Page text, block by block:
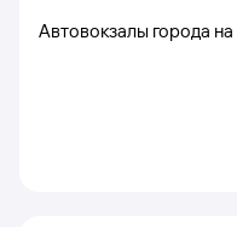
Автовокзалы города на